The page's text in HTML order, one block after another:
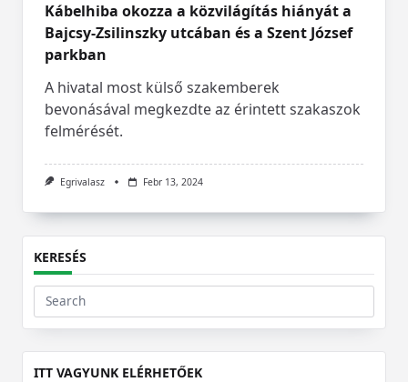
Kábelhiba okozza a közvilágítás hiányát a
Bajcsy-Zsilinszky utcában és a Szent József
parkban
A hivatal most külső szakemberek
bevonásával megkezdte az érintett szakaszok
felmérését.
Egrivalasz Febr 13, 2024
KERESÉS
Search
for:
ITT VAGYUNK ELÉRHETŐEK